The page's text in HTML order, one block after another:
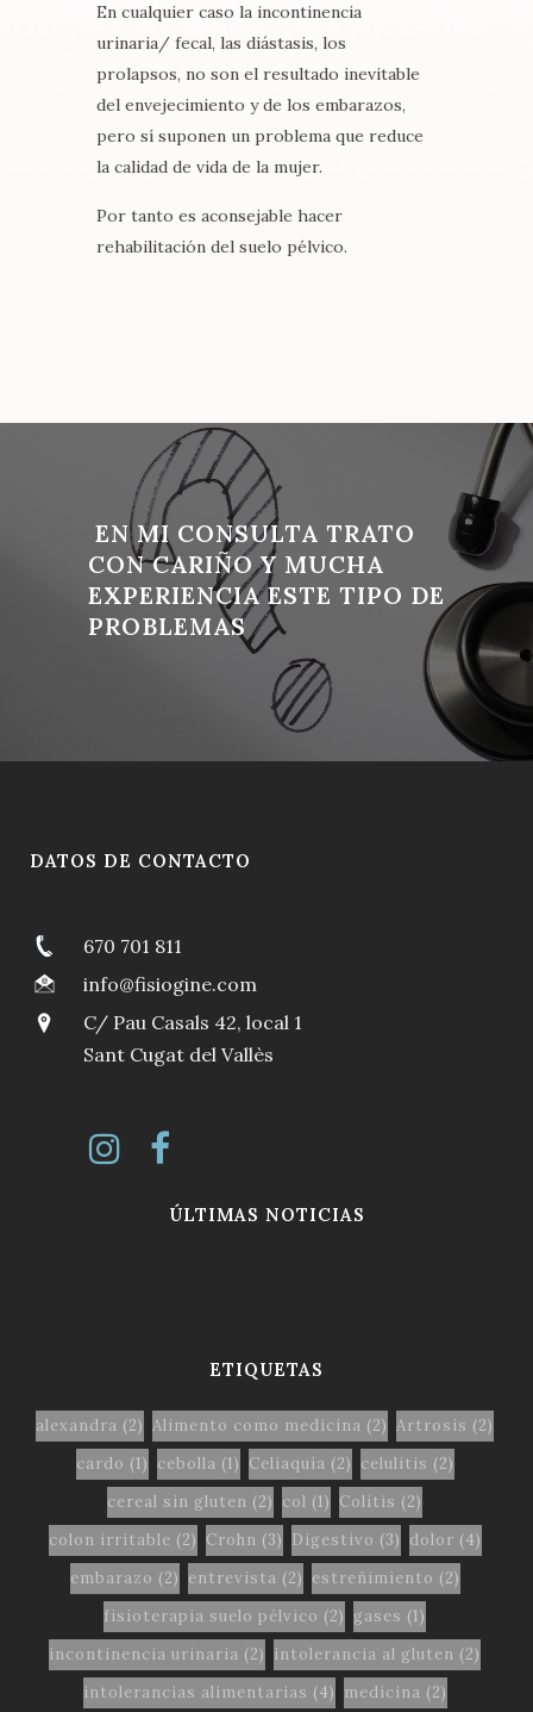
En cualquier caso la incontinencia
urinaria/ fecal, las diástasis, los
prolapsos, no son el resultado inevitable
del envejecimiento y de los embarazos,
pero sí suponen un problema que reduce
la calidad de vida de la mujer.
Por tanto es aconsejable hacer
rehabilitación del suelo pélvico.
EN MI CONSULTA TRATO
CON CARIÑO Y MUCHA
EXPERIENCIA ESTE TIPO DE
PROBLEMAS
DATOS DE CONTACTO
670 701 811
info@fisiogine.com
C/ Pau Casals 42, local 1
Sant Cugat del Vallès
ÚLTIMAS NOTICIAS
ETIQUETAS
alexandra (2) Alimento como medicina (2) Artrosis (2)
cardo (1) cebolla (1) Celiaquía (2) celulitis (2)
cereal sin gluten (2) col (1) Colitis (2)
colon irritable (2) Crohn (3) Digestivo (3) dolor (4)
embarazo (2) entrevista (2) estreñimiento (2)
fisioterapia suelo pélvico (2) gases (1)
incontinencia urinaria (2) intolerancia al gluten (2)
intolerancias alimentarias (4) medicina (2)